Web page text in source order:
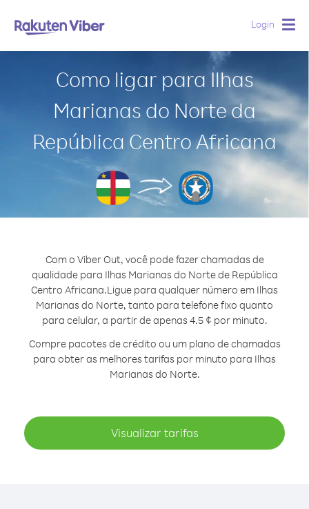
Login
Como ligar para Ilhas
Marianas do Norte da
República Centro Africana
Com o Viber Out, você pode fazer chamadas de
qualidade para Ilhas Marianas do Norte de República
Centro Africana.Ligue para qualquer número em Ilhas
Marianas do Norte, tanto para telefone fixo quanto
para celular, a partir de apenas 4.5 ¢ por minuto.
Compre pacotes de crédito ou um plano de chamadas
para obter as melhores tarifas por minuto para Ilhas
Marianas do Norte.
Visualizar tarifas